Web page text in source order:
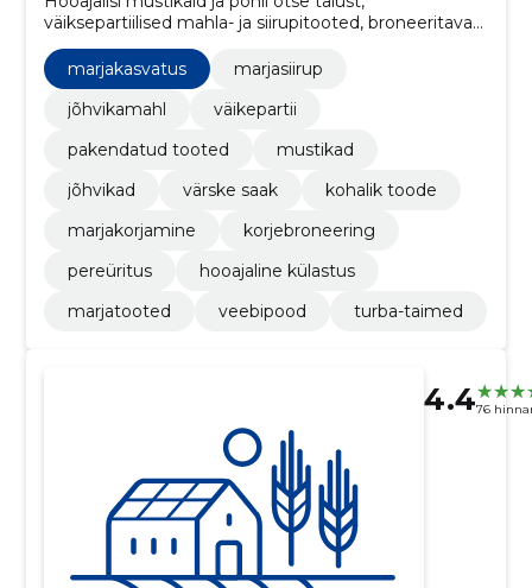
väiksepartiilised mahla- ja siirupitooted, broneeritavad
korjeelamused, e‑pood pakiveoga ning
turbamuldadele sobivad taimed ja kasvatusnõu.
marjakasvatus
marjasiirup
jõhvikamahl
väikepartii
pakendatud tooted
mustikad
jõhvikad
värske saak
kohalik toode
marjakorjamine
korjebroneering
pereüritus
hooajaline külastus
marjatooted
veebipood turba-taimed
4.476